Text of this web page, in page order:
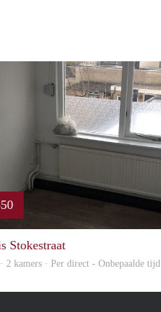
Stokestraat
· 2 kamers · Per direct - Onbepaalde tijd